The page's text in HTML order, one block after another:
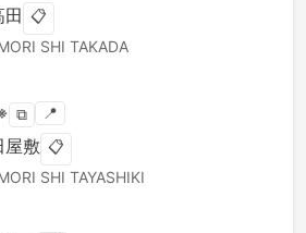
田 📋
SHI TAKADA
⧉ 📍
屋敷 📋
SHI TAYASHIKI